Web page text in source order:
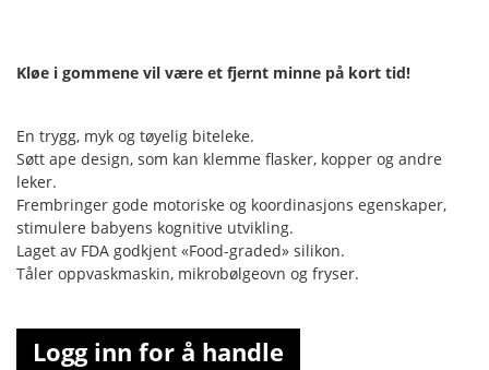
Kløe i gommene vil være et fjernt minne på kort tid!
En trygg, myk og tøyelig biteleke.
Søtt ape design, som kan klemme flasker, kopper og andre
leker.
Frembringer gode motoriske og koordinasjons egenskaper,
stimulere babyens kognitive utvikling.
Laget av FDA godkjent «Food-graded» silikon.
Tåler oppvaskmaskin, mikrobølgeovn og fryser.
Logg inn for å handle